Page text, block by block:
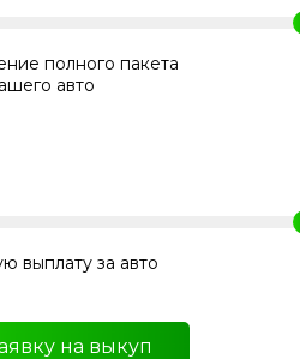
полного пакета
авто
выплату за авто
на выкуп